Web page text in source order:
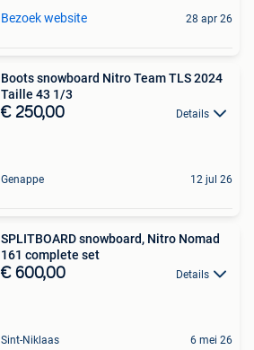
Bezoek website 28 apr 26
Boots snowboard Nitro Team TLS 2024
Taille 43 1/3
€ 250,00 Details
Genappe 12 jul 26
SPLITBOARD snowboard, Nitro Nomad
161 complete set
€ 600,00 Details
Sint-Niklaas 6 mei 26